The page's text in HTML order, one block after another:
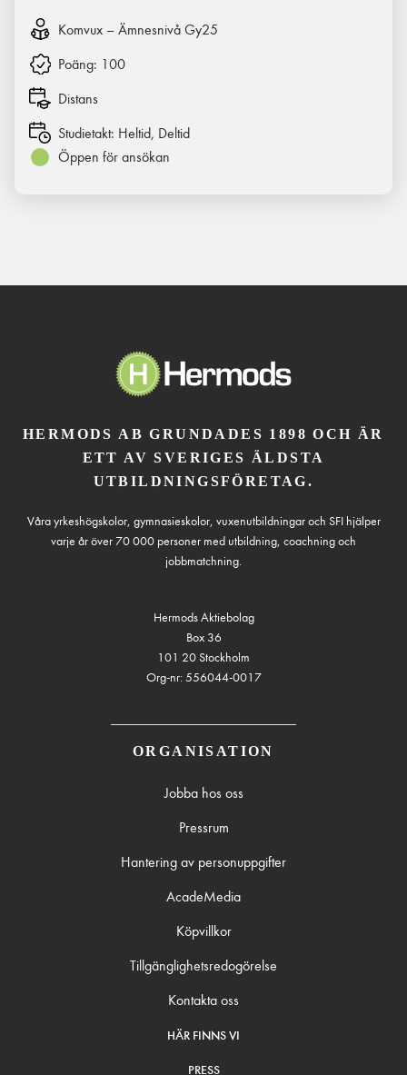
Komvux – Ämnesnivå Gy25
Poäng: 100
Distans
Studietakt: Heltid, Deltid
Öppen för ansökan
HERMODS AB GRUNDADES 1898 OCH ÄR
ETT AV SVERIGES ÄLDSTA
UTBILDNINGSFÖRETAG.
Våra yrkeshögskolor, gymnasieskolor, vuxenutbildningar och SFI hjälper
varje år över 70 000 personer med utbildning, coachning och
jobbmatchning.
Hermods Aktiebolag
Box 36
101 20 Stockholm
Org-nr: 556044-0017
ORGANISATION
Jobba hos oss
Pressrum
Hantering av personuppgifter
AcadeMedia
Köpvillkor
Tillgänglighetsredogörelse
Kontakta oss
HÄR FINNS VI
PRESS